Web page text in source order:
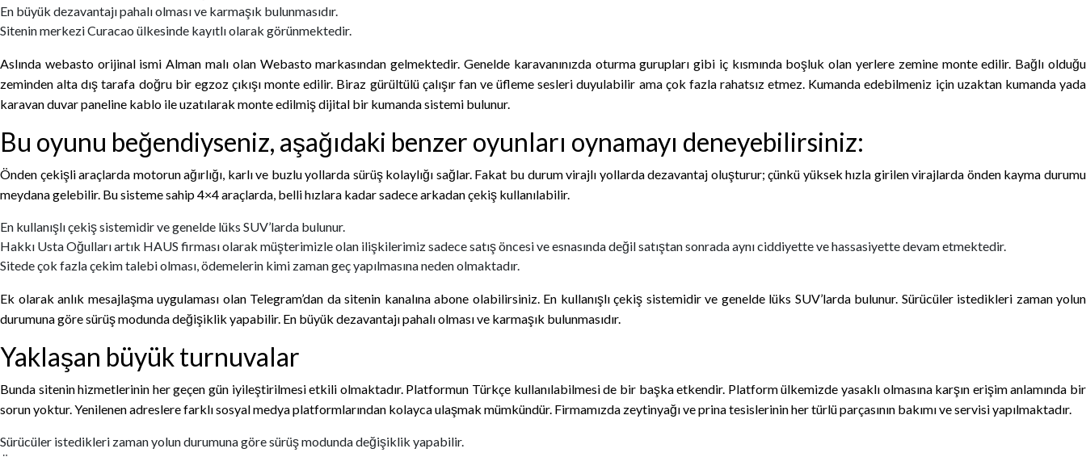
En büyük dezavantajı pahalı olması ve karmaşık bulunmasıdır.
Sitenin merkezi Curacao ülkesinde kayıtlı olarak görünmektedir.
Aslında webasto orijinal ismi Alman malı olan Webasto markasından gelmektedir. Genelde karavanınızda oturma gurupları gibi iç kısmında boşluk olan yerlere zemine monte edilir. Bağlı olduğu
zeminden alta dış tarafa doğru bir egzoz çıkışı monte edilir. Biraz gürültülü çalışır fan ve üfleme sesleri duyulabilir ama çok fazla rahatsız etmez. Kumanda edebilmeniz için uzaktan kumanda yada
karavan duvar paneline kablo ile uzatılarak monte edilmiş dijital bir kumanda sistemi bulunur.
Bu oyunu beğendiyseniz, aşağıdaki benzer oyunları oynamayı deneyebilirsiniz:
Önden çekişli araçlarda motorun ağırlığı, karlı ve buzlu yollarda sürüş kolaylığı sağlar. Fakat bu durum virajlı yollarda dezavantaj oluşturur; çünkü yüksek hızla girilen virajlarda önden kayma durumu
meydana gelebilir. Bu sisteme sahip 4×4 araçlarda, belli hızlara kadar sadece arkadan çekiş kullanılabilir.
En kullanışlı çekiş sistemidir ve genelde lüks SUV’larda bulunur.
Hakkı Usta Oğulları artık HAUS firması olarak müşterimizle olan ilişkilerimiz sadece satış öncesi ve esnasında değil satıştan sonrada aynı ciddiyette ve hassasiyette devam etmektedir.
Sitede çok fazla çekim talebi olması, ödemelerin kimi zaman geç yapılmasına neden olmaktadır.
Ek olarak anlık mesajlaşma uygulaması olan Telegram’dan da sitenin kanalına abone olabilirsiniz. En kullanışlı çekiş sistemidir ve genelde lüks SUV’larda bulunur. Sürücüler istedikleri zaman yolun
durumuna göre sürüş modunda değişiklik yapabilir. En büyük dezavantajı pahalı olması ve karmaşık bulunmasıdır.
Yaklaşan büyük turnuvalar
Bunda sitenin hizmetlerinin her geçen gün iyileştirilmesi etkili olmaktadır. Platformun Türkçe kullanılabilmesi de bir başka etkendir. Platform ülkemizde yasaklı olmasına karşın erişim anlamında bir
sorun yoktur. Yenilenen adreslere farklı sosyal medya platformlarından kolayca ulaşmak mümkündür. Firmamızda zeytinyağı ve prina tesislerinin her türlü parçasının bakımı ve servisi yapılmaktadır.
Sürücüler istedikleri zaman yolun durumuna göre sürüş modunda değişiklik yapabilir.